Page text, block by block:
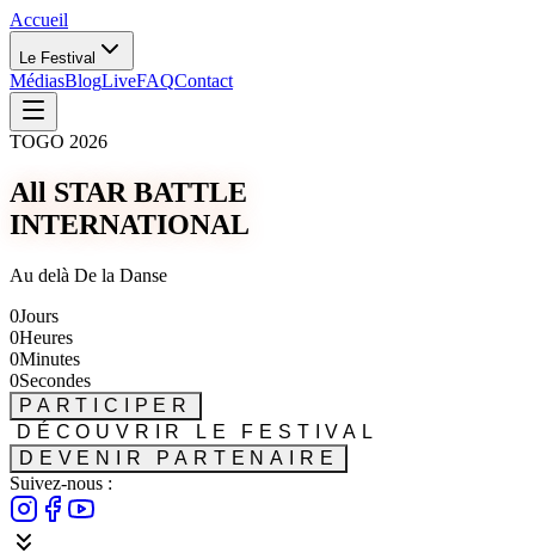
Accueil
Le Festival
MédiasBlogLiveFAQContact
TOGO 2026
All STAR BATTLE
INTERNATIONAL
Au delà De la Danse
0Jours
0Heures
0Minutes
0Secondes
PARTICIPER
DÉCOUVRIR LE FESTIVAL
DEVENIR PARTENAIRE
Suivez-nous :